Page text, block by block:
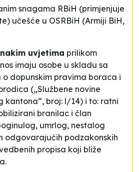
snagama RBiH (primjenjuje
učešće u OSRBiH (Armiji BiH,
uvjetima prilikom
imaju osobe u skladu sa
o dopunskim pravima boraca i
(,,Službene novine
kantona“, broj: l/14) i to: ratni
branilac i član
umrlog, nestalog
odgovarajućih podzakonskih
propisa koji bliže